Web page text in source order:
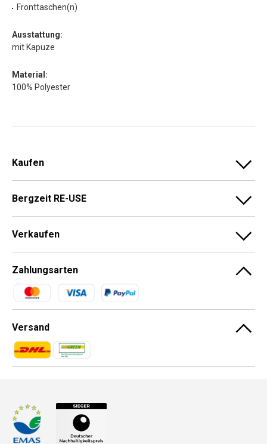
Fronttaschen(n)
Ausstattung:
mit Kapuze
Material:
100% Polyester
Kaufen
Bergzeit RE-USE
Verkaufen
Zahlungsarten
Zahlungsmethoden
Versand
Zahlungsmethoden
Zahlungsmethoden